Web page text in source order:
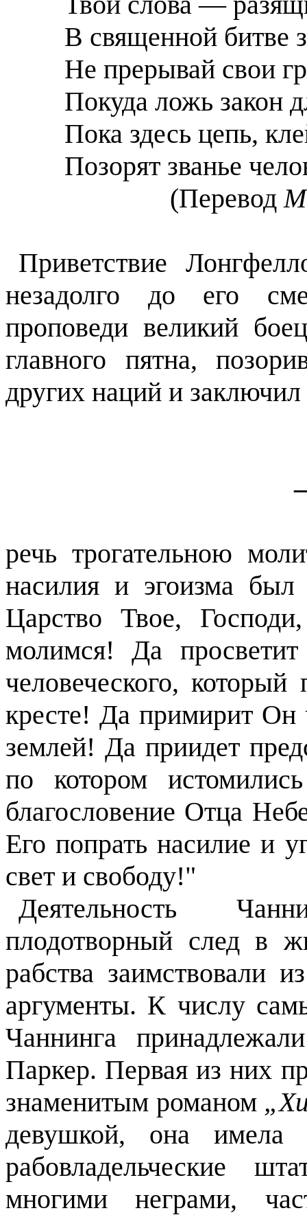
В священной битве
Не прерывай свои
Покуда ложь закон
Пока здесь цепь,
Позорят званье
(Перевод
Приветствие
незадолго до его
проповеди великий
главного пятна,
других наций и
речь трогательною
насилия и эгоизма
Царство Твое,
молимся! Да
человеческого,
кресте! Да примирит Он
землей! Да приидет
по котором
благословение Отца
Его попрать насилие и
свет и свободу!"
Деятельность
плодотворный след в
рабства заимствовали
аргументы. К числу
Чаннинга
Паркер. Первая из них
знаменитым романом
девушкой, она имела
рабовладельческие
многими неграми,